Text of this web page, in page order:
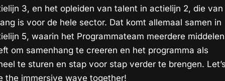
3, en het opleiden van talent in actielijn 2, die van
is voor de hele sector. Dat komt allemaal samen in
5, waarin het Programmateam meerdere middelen
om samenhang te creeren en het programma als
te sturen en stap voor stap verder te brengen.
the immersive wave together!